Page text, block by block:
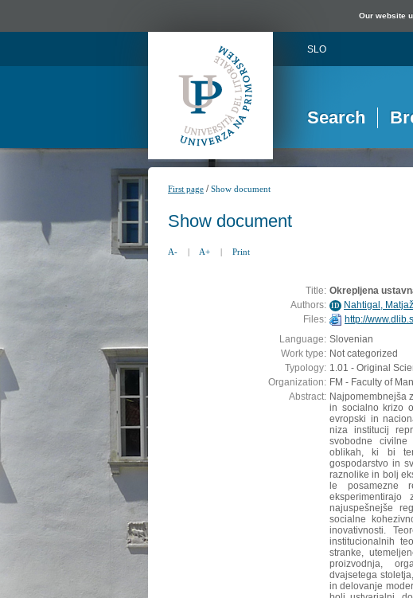
Our website
SLO
Search
First page /Show document
Show document
A- | A+ | Print
Title: Okrepljena
Authors: ID Nahtigal, Matjaž
Files:
http://
Language: Slovenian
Work type: Not categorized
Typology: 1.01 - Original
Organization: FM - Faculty of
Abstract: Najpomembnejša
in socialno krizo
evropski in
niza institucij
svobodne civilne
oblikah, ki bi
gospodarstvo in
raznolike in bolj
le posamezne
najuspešnejše
socialne
inovativnosti.
institucionalnih
stranke,
proizvodnja,
dvajsetega
in delovanje